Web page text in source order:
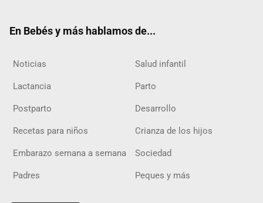
En Bebés y más hablamos de...
Noticias Salud infantil
Lactancia Parto
Postparto Desarrollo
Recetas para niños Crianza de los hijos
Embarazo semana a semana Sociedad
Padres Peques y más